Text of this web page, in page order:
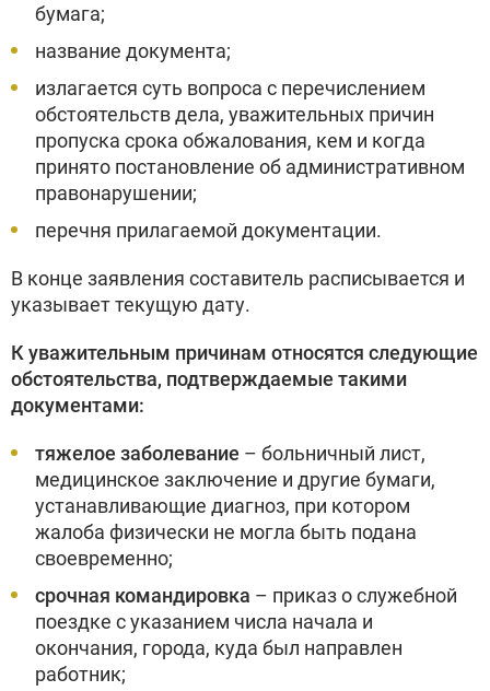
бумага;
название документа;
излагается суть вопроса с перечислением
обстоятельств дела, уважительных причин
пропуска срока обжалования, кем и когда
принято постановление об административном
правонарушении;
перечня прилагаемой документации.
В конце заявления составитель расписывается и
указывает текущую дату.
К уважительным причинам относятся следующие
обстоятельства, подтверждаемые такими
документами:
тяжелое заболевание – больничный лист,
медицинское заключение и другие бумаги,
устанавливающие диагноз, при котором
жалоба физически не могла быть подана
своевременно;
срочная командировка – приказ о служебной
поездке с указанием числа начала и
окончания, города, куда был направлен
работник;